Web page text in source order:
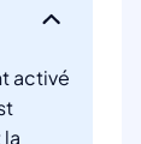
activé